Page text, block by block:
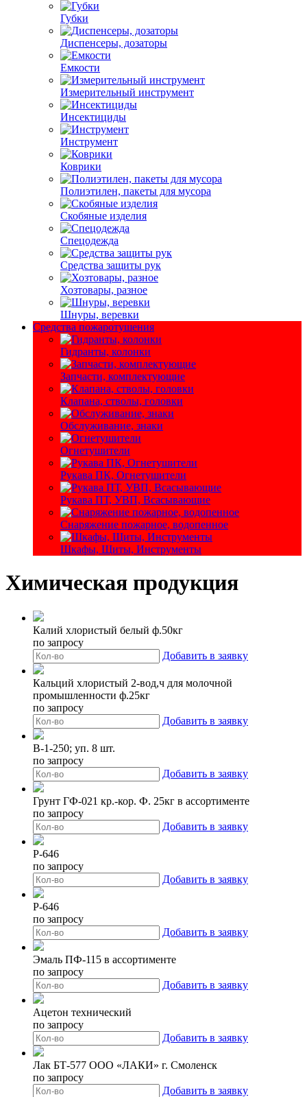
Губки
Диспенсеры, дозаторы
Емкости
Измерительный инструмент
Инсектициды
Инструмент
Коврики
Полиэтилен, пакеты для мусора
Скобяные изделия
Спецодежда
Средства защиты рук
Хозтовары, разное
Шнуры, веревки
Средства пожаротушения
Гидранты, колонки
Запчасти, комплектующие
Клапана, стволы, головки
Обслуживание, знаки
Огнетушители
Рукава ПК, Огнетушители
Рукава ПТ, УВП, Всасывающие
Снаряжение пожарное, водопенное
Шкафы, Щиты, Инструменты
Химическая продукция
Калий хлористый белый ф.50кг
по запросу
Добавить в заявку
Кальций хлористый 2-вод,ч для молочной
промышленности ф.25кг
по запросу
Добавить в заявку
В-1-250; уп. 8 шт.
по запросу
Добавить в заявку
Грунт ГФ-021 кр.-кор. Ф. 25кг в ассортименте
по запросу
Добавить в заявку
Р-646
по запросу
Добавить в заявку
Р-646
по запросу
Добавить в заявку
Эмаль ПФ-115 в ассортименте
по запросу
Добавить в заявку
Ацетон технический
по запросу
Добавить в заявку
Лак БТ-577 ООО «ЛАКИ» г. Смоленск
по запросу
Добавить в заявку